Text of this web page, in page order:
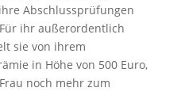
Abschlussprüfungen
ihr außerordentlich
sie von ihrem
in Höhe von 500 Euro,
noch mehr zum